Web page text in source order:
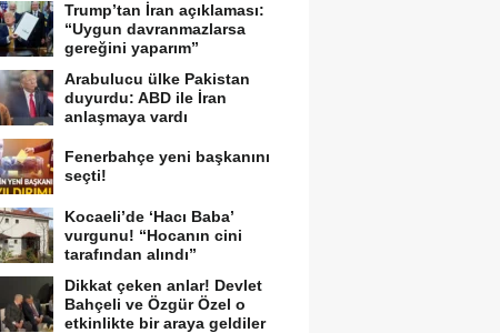
Trump’tan İran açıklaması:
“Uygun davranmazlarsa
gereğini yaparım”
Arabulucu ülke Pakistan
duyurdu: ABD ile İran
anlaşmaya vardı
Fenerbahçe yeni başkanını
seçti!
Kocaeli’de ‘Hacı Baba’
vurgunu! “Hocanın cini
tarafından alındı”
Dikkat çeken anlar! Devlet
Bahçeli ve Özgür Özel o
etkinlikte bir araya geldiler